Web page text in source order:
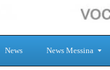
News News Messina